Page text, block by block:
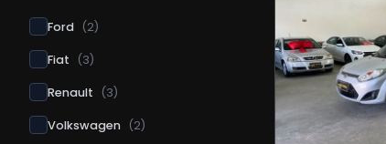
Ford (2)
Fiat (3)
Renault (3)
Volkswagen (2)